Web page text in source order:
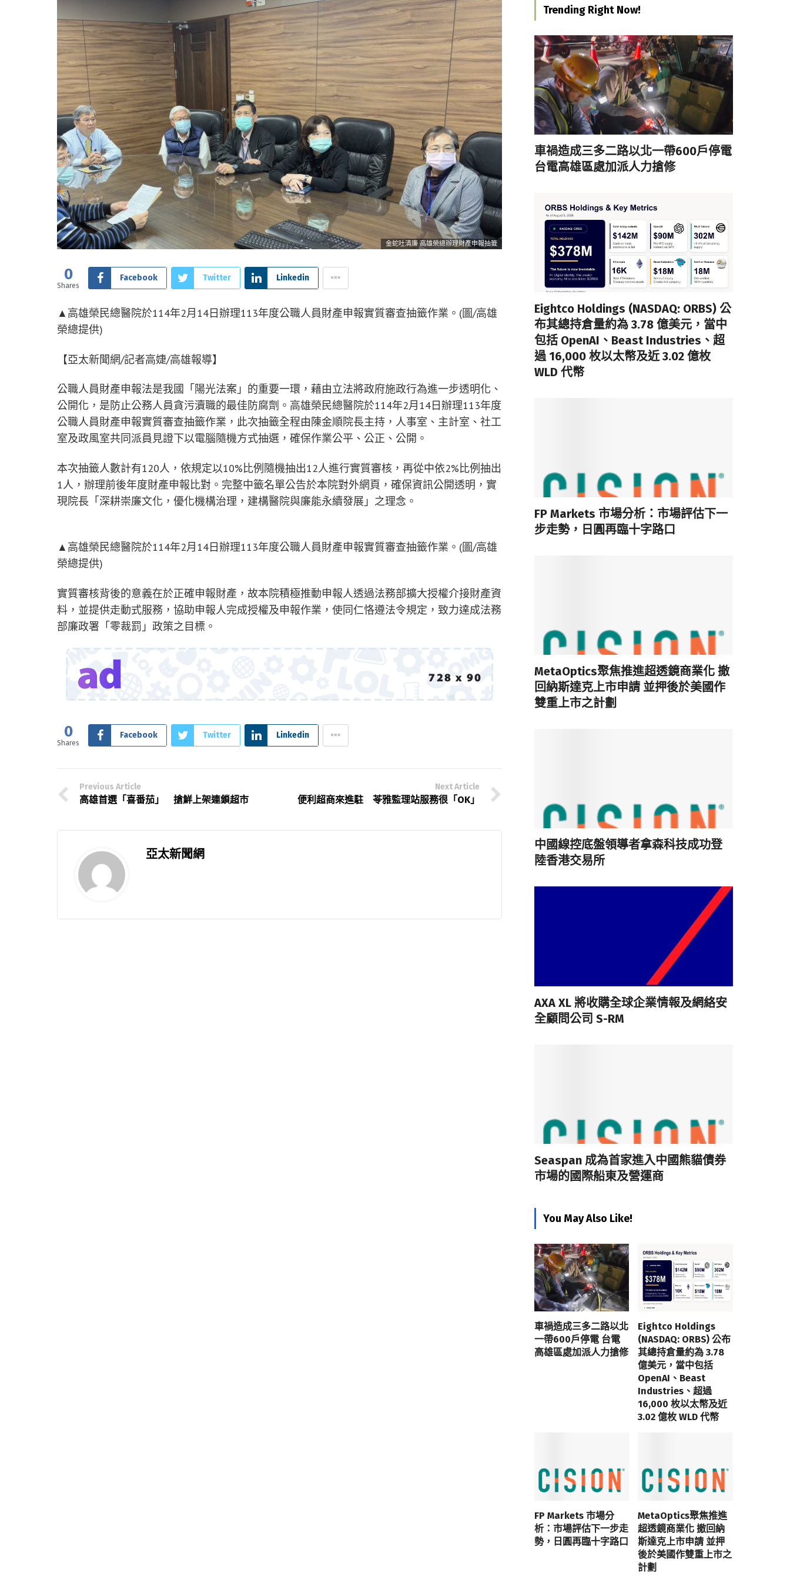
金蛇吐清廉 高雄榮總辦理財產申報抽籤
0
Shares
Facebook Twitter Linkedin
▲高雄榮民總醫院於114年2月14日辦理113年度公職人員財產申報實質審查抽籤作業。(圖/高雄
榮總提供)
【亞太新聞網/記者高婕/高雄報導】
公職人員財產申報法是我國「陽光法案」的重要一環，藉由立法將政府施政行為進一步透明化、
公開化，是防止公務人員貪污瀆職的最佳防腐劑。高雄榮民總醫院於114年2月14日辦理113年度
公職人員財產申報實質審查抽籤作業，此次抽籤全程由陳金順院長主持，人事室、主計室、社工
室及政風室共同派員見證下以電腦隨機方式抽選，確保作業公平、公正、公開。
本次抽籤人數計有120人，依規定以10%比例隨機抽出12人進行實質審核，再從中依2%比例抽出
1人，辦理前後年度財產申報比對。完整中籤名單公告於本院對外網頁，確保資訊公開透明，實
現院長「深耕崇廉文化，優化機構治理，建構醫院與廉能永續發展」之理念。
▲高雄榮民總醫院於114年2月14日辦理113年度公職人員財產申報實質審查抽籤作業。(圖/高雄
榮總提供)
實質審核背後的意義在於正確申報財產，故本院積極推動申報人透過法務部擴大授權介接財產資
料，並提供走動式服務，協助申報人完成授權及申報作業，使同仁恪遵法令規定，致力達成法務
部廉政署「零裁罰」政策之目標。
0
Shares
Facebook Twitter Linkedin
Previous Article
高雄首選「喜番茄」 搶鮮上架連鎖超市
Next Article
便利超商來進駐 苓雅監理站服務很「OK」
亞太新聞網
Trending Right Now!
車禍造成三多二路以北一帶600戶停電
台電高雄區處加派人力搶修
Eightco Holdings (NASDAQ: ORBS) 公
布其總持倉量約為 3.78 億美元，當中
包括 OpenAI、Beast Industries、超
過 16,000 枚以太幣及近 3.02 億枚
WLD 代幣
FP Markets 市場分析：市場評估下一
步走勢，日圓再臨十字路口
MetaOptics聚焦推進超透鏡商業化 撤
回納斯達克上市申請 並押後於美國作
雙重上市之計劃
中國線控底盤領導者拿森科技成功登
陸香港交易所
AXA XL 將收購全球企業情報及網絡安
全顧問公司 S-RM
Seaspan 成為首家進入中國熊貓債券
市場的國際船東及營運商
You May Also Like!
車禍造成三多二路以北
一帶600戶停電 台電
高雄區處加派人力搶修
Eightco Holdings
(NASDAQ: ORBS) 公布
其總持倉量約為 3.78
億美元，當中包括
OpenAI、Beast
Industries、超過
16,000 枚以太幣及近
3.02 億枚 WLD 代幣
FP Markets 市場分
析：市場評估下一步走
勢，日圓再臨十字路口
MetaOptics聚焦推進
超透鏡商業化 撤回納
斯達克上市申請 並押
後於美國作雙重上市之
計劃